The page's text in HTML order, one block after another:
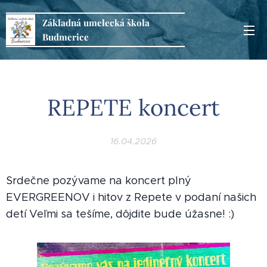
Základná umelecká škola
Budmerice
REPETE koncert
16.04.2026
Srdečne pozývame na koncert plný
EVERGREENOV i hitov z Repete v podaní našich
detí Veľmi sa tešíme, dôjdite bude úžasne! :)